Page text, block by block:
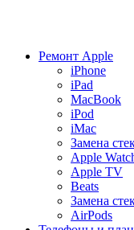
Ремонт Apple
iPhone
iPad
MacBook
iPod
iMac
Замена
Apple
Apple TV
Beats
Замена
AirPods